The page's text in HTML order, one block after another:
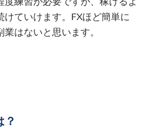
けていけます。FXほど簡単に
はないと思います。
？